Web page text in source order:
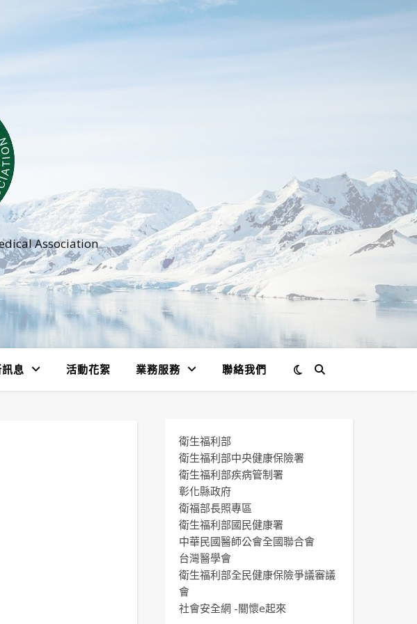
Association
息 活動花絮 業務服務 聯絡我們
衛生福利部
衛生福利部中央健康保險署
衛生福利部疾病管制署
彰化縣政府
衛福部長照專區
衛生福利部國民健康署
中華民國醫師公會全國聯合會
台灣醫學會
衛生福利部全民健康保險爭議審議
會
社會安全網 -關懷e起來